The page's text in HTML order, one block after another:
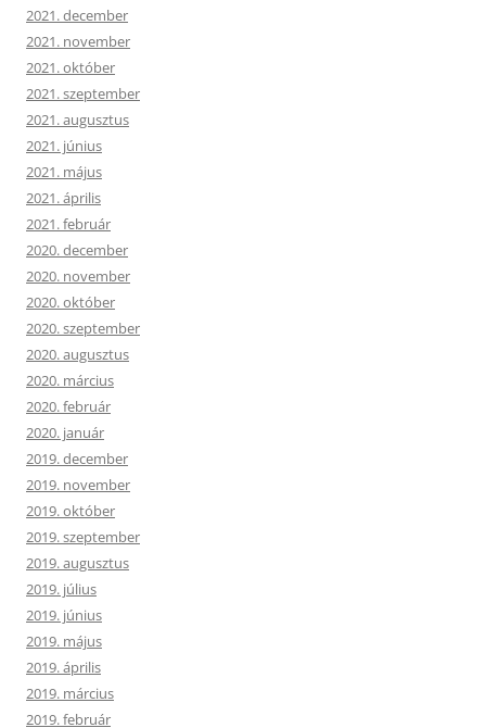
2021. december
2021. november
2021. október
2021. szeptember
2021. augusztus
2021. június
2021. május
2021. április
2021. február
2020. december
2020. november
2020. október
2020. szeptember
2020. augusztus
2020. március
2020. február
2020. január
2019. december
2019. november
2019. október
2019. szeptember
2019. augusztus
2019. július
2019. június
2019. május
2019. április
2019. március
2019. február